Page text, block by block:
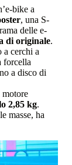
bike a
, una S-
delle e-
di originale.
cerchi a
forcella
a disco di
2,85 kg.
masse, ha